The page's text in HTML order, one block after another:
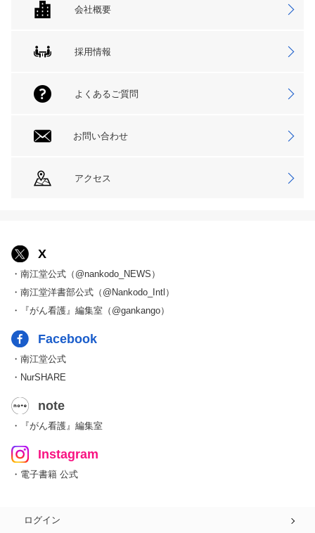
会社概要
採用情報
よくあるご質問
お問い合わせ
アクセス
X
・南江堂公式（@nankodo_NEWS）
・南江堂洋書部公式（@Nankodo_Intl）
・『がん看護』編集室（@gankango）
Facebook
・南江堂公式
・NurSHARE
note
・『がん看護』編集室
Instagram
・電子書籍 公式
ログイン